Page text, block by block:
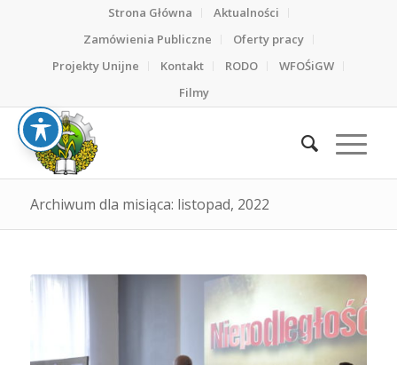
Strona Główna
Aktualności
Zamówienia Publiczne
Oferty pracy
Projekty Unijne
Kontakt RODO
WFOŚiGW
Filmy
Archiwum dla misiąca: listopad, 2022